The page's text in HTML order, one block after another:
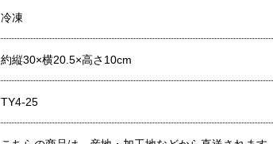
冷凍
約縦30×横20.5×高さ10cm
TY4-25